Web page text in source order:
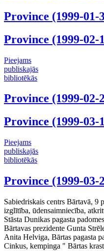
Province (1999-01-
Province (1999-02-
Pieejams
publiskajās
bibliotēkās
Province (1999-02-
Province (1999-03-
Pieejams
publiskajās
bibliotēkās
Province (1999-03-
Sabiedriskais centrs Bārtavā, 9
izglītība, ūdensaimniecība,
Stāsta Dunikas pagasta
Bārtavas prezidente Gunta
Anita Helviga, Bārtas pagasta
Cinkus, kempinga " Bārtas